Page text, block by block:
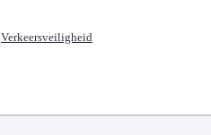
Verkeersveiligheid